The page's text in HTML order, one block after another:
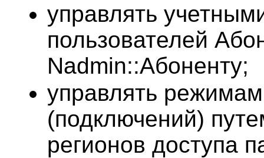
управлять
пользователей
Nadmin::Абоненту;
управлять
(подключений)
регионов доступа